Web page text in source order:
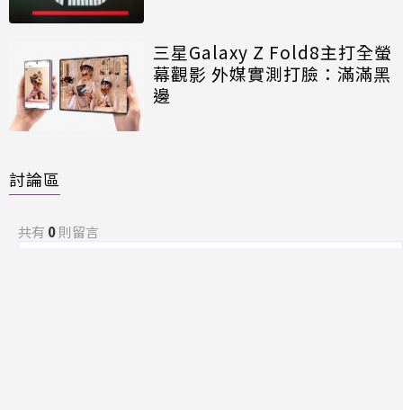
三星Galaxy Z Fold8主打全螢
幕觀影 外媒實測打臉：滿滿黑
邊
討論區
共有 0則留言